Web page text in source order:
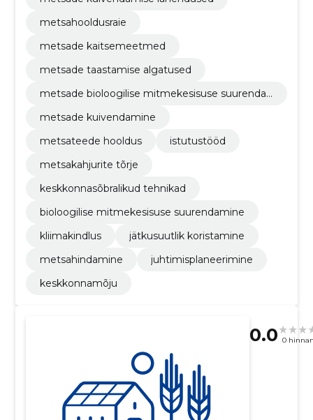
metsahooldusraie
metsade kaitsemeetmed
metsade taastamise algatused
metsade bioloogilise mitmekesisuse suurenda
metsade kuivendamine
metsateede hooldus
istutustööd
metsakahjurite tõrje
keskkonnasõbralikud tehnikad
bioloogilise mitmekesisuse suurendamine
kliimakindlus
jätkusuutlik koristamine
metsahindamine
juhtimisplaneerimine
keskkonnamõju
0.0 0